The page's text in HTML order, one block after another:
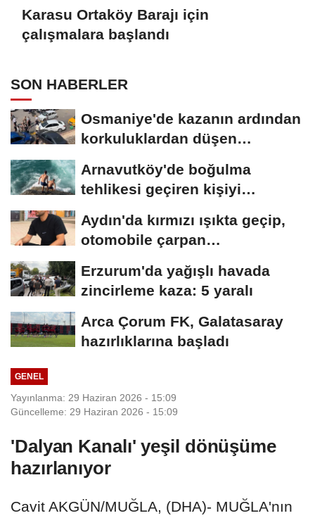
Karasu Ortaköy Barajı için
çalışmalara başlandı
SON HABERLER
Osmaniye'de kazanın ardından
korkuluklardan düşen
Arnavutköy'de boğulma
tehlikesi geçiren kişiyi
Aydın'da kırmızı ışıkta geçip,
otomobile çarpan
Erzurum'da yağışlı havada
zincirleme kaza: 5 yaralı
Arca Çorum FK, Galatasaray
hazırlıklarına başladı
GENEL
Yayınlanma: 29 Haziran 2026 - 15:09
Güncelleme: 29 Haziran 2026 - 15:09
'Dalyan Kanalı' yeşil dönüşüme
hazırlanıyor
Cavit AKGÜN/MUĞLA, (DHA)- MUĞLA'nın